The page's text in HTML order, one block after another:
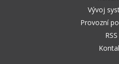
Vývoj
Provozní
RSS